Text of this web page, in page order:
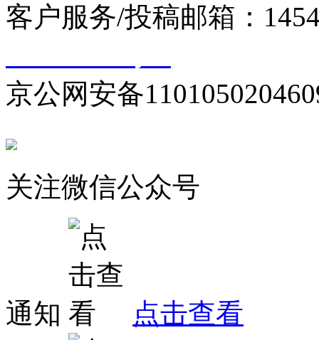
客户服务/投稿邮箱：
京公网安备
关注微信公众号
通知 点击查看